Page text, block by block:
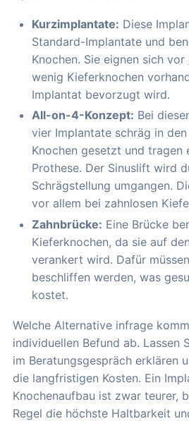
Kurzimplantate: Diese
Standard-Implantate und
Knochen. Sie eignen sich
wenig Kieferknochen
Implantat bevorzugt wird.
All-on-4-Konzept: Bei
vier Implantate schräg in
Knochen gesetzt und tragen
Prothese. Der Sinuslift wird
Schrägstellung umgangen.
vor allem bei zahnlosen
Zahnbrücke: Eine Brücke
Kieferknochen, da sie auf
verankert wird. Dafür
beschliffen werden, was
kostet.
Welche Alternative infrage
individuellen Befund ab. Lassen
im Beratungsgespräch erklären
die langfristigen Kosten. Ein
Knochenaufbau ist zwar teurer,
Regel die höchste Haltbarkeit